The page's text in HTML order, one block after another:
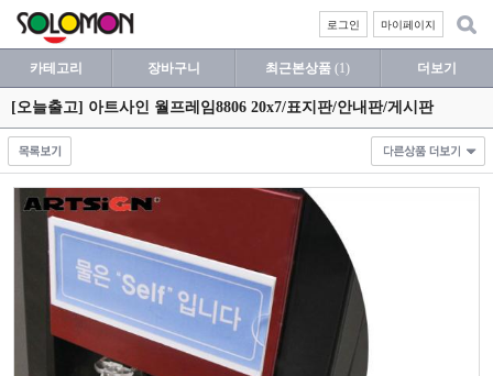
마이페이지
로그인
카테고리 장바구니 최근본상품 (1) 더보기
[오늘출고] 아트사인 월프레임8806 20x7/표지판/안내판/게시판